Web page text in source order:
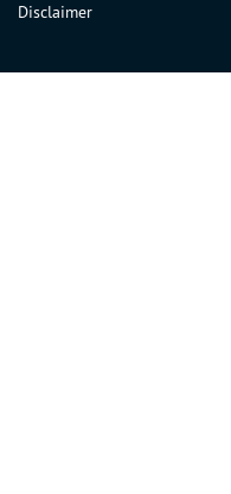
Disclaimer